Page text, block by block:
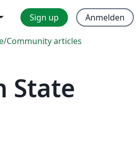
Sign up Anmelden
/Community articles
State